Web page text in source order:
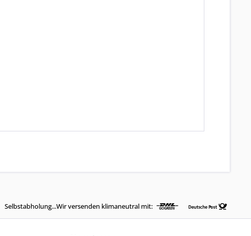
Selbstabholung...Wir versenden klimaneutral mit: